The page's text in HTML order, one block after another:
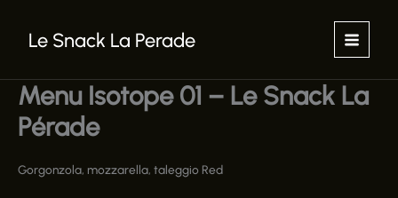
contenuLe Snack La Perade
Menu Isotope 01 – Le Snack La
Pérade
Gorgonzola, mozzarella, taleggio Red